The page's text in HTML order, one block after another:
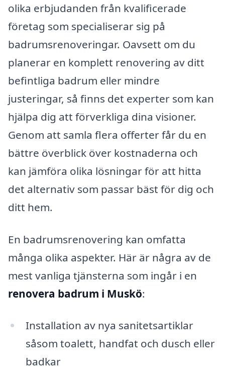
olika erbjudanden från kvalificerade
företag som specialiserar sig på
badrumsrenoveringar. Oavsett om du
planerar en komplett renovering av ditt
befintliga badrum eller mindre
justeringar, så finns det experter som kan
hjälpa dig att förverkliga dina visioner.
Genom att samla flera offerter får du en
bättre överblick över kostnaderna och
kan jämföra olika lösningar för att hitta
det alternativ som passar bäst för dig och
ditt hem.
En badrumsrenovering kan omfatta
många olika aspekter. Här är några av de
mest vanliga tjänsterna som ingår i en
renovera badrum i Muskö:
Installation av nya sanitetsartiklar
såsom toalett, handfat och dusch eller
badkar